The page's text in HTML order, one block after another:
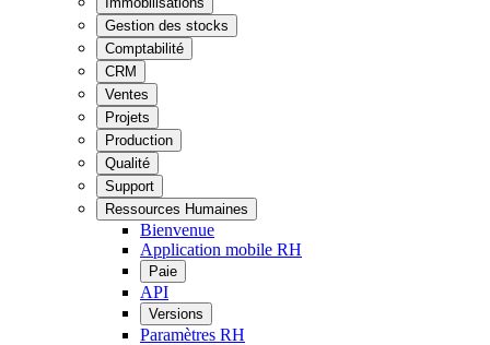
Gestion des stocks
Comptabilité
CRM
Ventes
Projets
Production
Qualité
Support
Ressources Humaines
Bienvenue
Application mobile RH
Paie
API
Versions
Paramètres RH